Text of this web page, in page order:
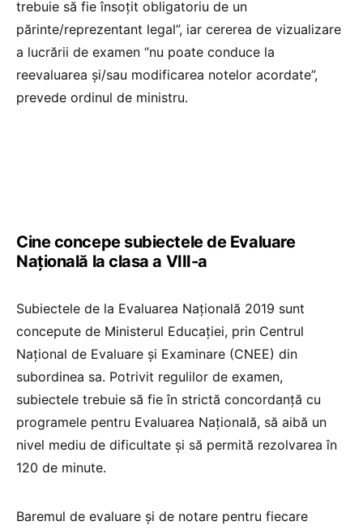
trebuie să fie însoțit obligatoriu de un
părinte/reprezentant legal”, iar cererea de vizualizare
a lucrării de examen “nu poate conduce la
reevaluarea și/sau modificarea notelor acordate”,
prevede ordinul de ministru.
Cine concepe subiectele de Evaluare
Națională la clasa a VIII-a
Subiectele de la Evaluarea Națională 2019 sunt
concepute de Ministerul Educației, prin Centrul
Național de Evaluare și Examinare (CNEE) din
subordinea sa. Potrivit regulilor de examen,
subiectele trebuie să fie în strictă concordanță cu
programele pentru Evaluarea Națională, să aibă un
nivel mediu de dificultate și să permită rezolvarea în
120 de minute.
Baremul de evaluare și de notare pentru fiecare